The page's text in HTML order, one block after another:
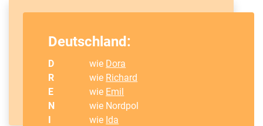
Deutschland:
D wie Dora
R
wie Richard
E
wie Emil
N
wie Nordpol
I
wie Ida